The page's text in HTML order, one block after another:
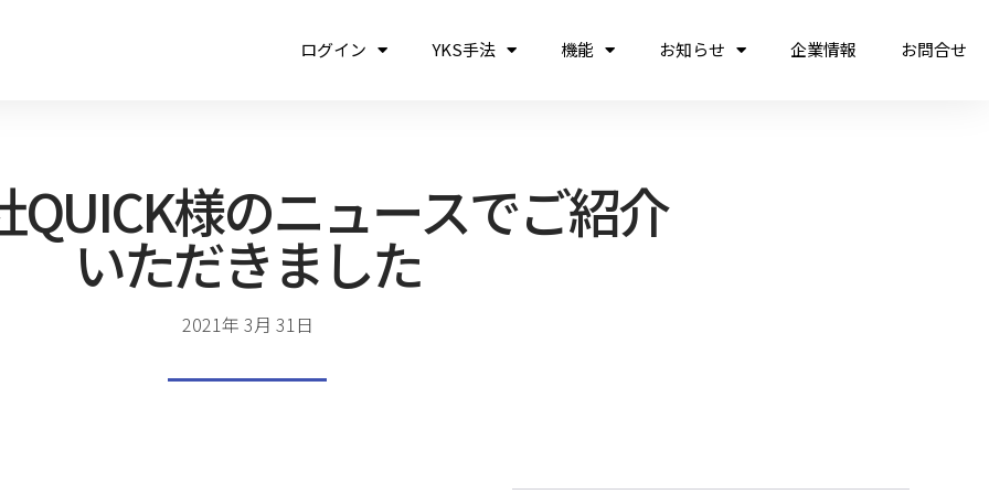
ログイン YKS手法 機能 お知らせ 企業情報 お問合せ
QUICK様のニュースでご紹介
いただきました
2021年 3月 31日